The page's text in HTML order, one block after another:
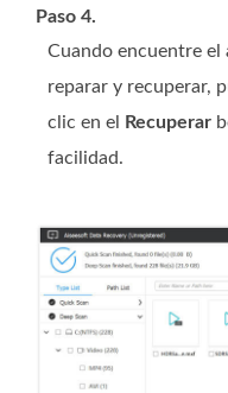
Paso 4.
Cuando encuentre el
reparar y recuperar,
clic en el
Recuperar
facilidad.